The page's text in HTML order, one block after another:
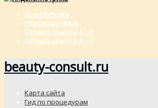
Потребителям
Профессионалам
Словарь красоты А – Я
Словарь красоты A – Z
beauty-consult.ru
Карта сайта
Гид по процедурам